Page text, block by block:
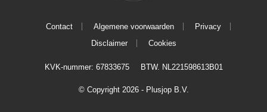
Contact Algemene voorwaarden
Privacy
Disclaimer
Cookies
KVK-nummer: 67833675 BTW. NL221598613B01
© Copyright 2026 - Plusjop B.V.